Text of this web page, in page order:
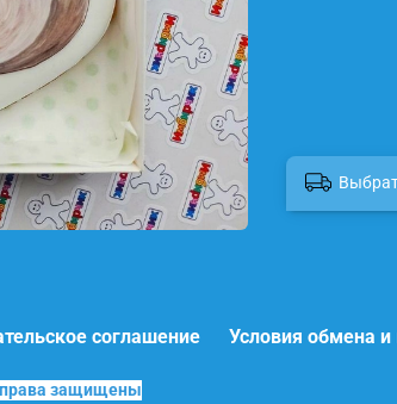
соглашение Условия обмена и
права защищены